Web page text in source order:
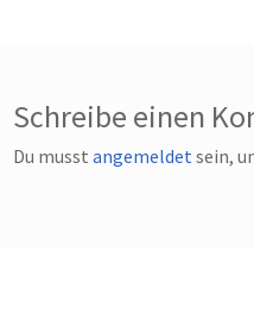
Schreibe einen
Du musstangemeldet sein,